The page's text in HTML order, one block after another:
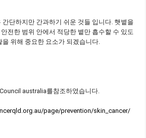
간단하지만 간과하기 쉬운 것들 입니다. 햇볕을
전한 범위 안에서 적당한 볕만 흡수할 수 있도
위해 중요한 요소가 되겠습니다.
australia를참조하였습니다.
page/prevention/skin_cancer/